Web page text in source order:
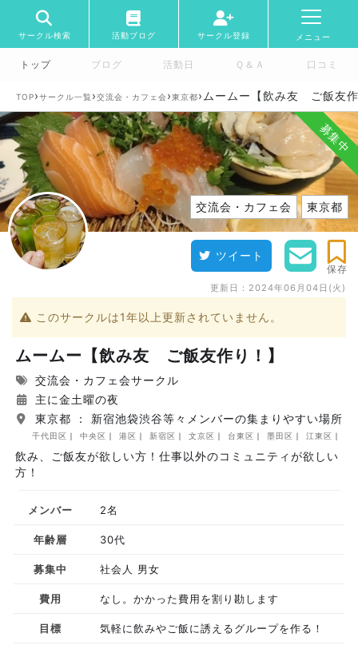
サークル検索 活動ブログ サークル登録 メニュー
トップ ブログ 活動日 Ｑ＆Ａ 口コミ
TOP›サークル一覧 ›交流会・カフェ会›東京都› ムームー【飲み友 ご飯友
募集中
交流会・カフェ会 東京都
ツイート
保存
更新日： 2024年06月04日(火)
このサークルは1年以上更新されていません。
ムームー【飲み友 ご飯友作り！】
交流会・カフェ会サークル
主に金土曜の夜
東京都 ： 新宿池袋渋谷等々メンバーの集まりやすい場所
千代田区 中央区 港区 新宿区 文京区 台東区 墨田区 江東区
飲み、ご飯友が欲しい方！仕事以外のコミュニティが欲しい
方！
メンバー 2名
年齢層 30代
募集中 社会人 男女
費用 なし。かかった費用を割り勘します
目標 気軽に飲みやご飯に誘えるグループを作る！